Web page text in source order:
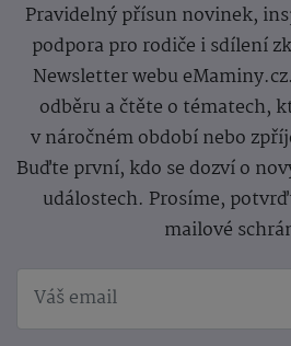
Pravidelný přísun novinek,
podpora pro rodiče i sdílení
Newsletter webu
odběru a čtěte o tématech,
v náročném období nebo
Buďte první, kdo se dozví o
událostech. Prosíme,
mailové